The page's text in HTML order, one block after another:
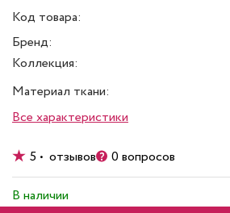
Код товара:
Бренд:
Коллекция:
Материал ткани:
Все характеристики
5 • отзывов 0 вопросов
В наличии